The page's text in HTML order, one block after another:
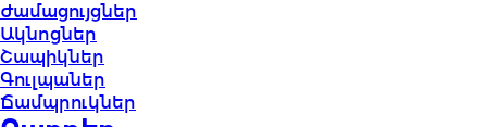
Ժամացույցներ
Ակնոցներ
Շապիկներ
Գուլպաներ
Ճամպրուկներ